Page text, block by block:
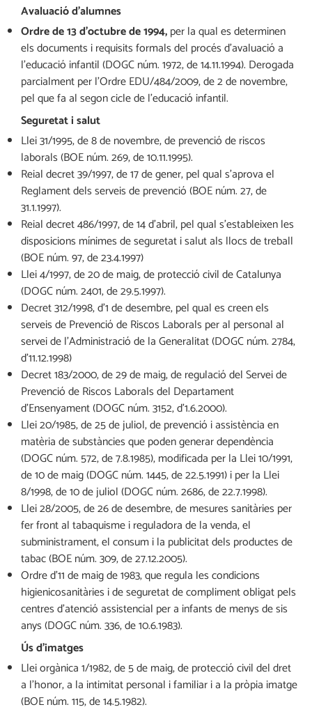
Avaluació d’alumnes
Ordre de 13 d’octubre de 1994,per la qual es determinen
els documents i requisits formals del procés d’avaluació a
l’educació infantil (DOGC núm. 1972, de 14.11.1994). Derogada
parcialment per l’Ordre EDU/484/2009, de 2 de novembre,
pel que fa al segon cicle de l’educació infantil.
Seguretat i salut
Llei 31/1995, de 8 de novembre, de prevenció de riscos
laborals (BOE núm. 269, de 10.11.1995).
Reial decret 39/1997, de 17 de gener, pel qual s’aprova el
Reglament dels serveis de prevenció (BOE núm. 27, de
31.1.1997).
Reial decret 486/1997, de 14 d’abril, pel qual s’estableixen les
disposicions mínimes de seguretat i salut als llocs de treball
(BOE núm. 97, de 23.4.1997)
Llei 4/1997, de 20 de maig, de protecció civil de Catalunya
(DOGC núm. 2401, de 29.5.1997).
Decret 312/1998, d’1 de desembre, pel qual es creen els
serveis de Prevenció de Riscos Laborals per al personal al
servei de l’Administració de la Generalitat (DOGC núm. 2784,
d’11.12.1998)
Decret 183/2000, de 29 de maig, de regulació del Servei de
Prevenció de Riscos Laborals del Departament
d’Ensenyament (DOGC núm. 3152, d’1.6.2000).
Llei 20/1985, de 25 de juliol, de prevenció i assistència en
matèria de substàncies que poden generar dependència
(DOGC núm. 572, de 7.8.1985), modificada per la Llei 10/1991,
de 10 de maig (DOGC núm. 1445, de 22.5.1991) i per la Llei
8/1998, de 10 de juliol (DOGC núm. 2686, de 22.7.1998).
Llei 28/2005, de 26 de desembre, de mesures sanitàries per
fer front al tabaquisme i reguladora de la venda, el
subministrament, el consum i la publicitat dels productes de
tabac (BOE núm. 309, de 27.12.2005).
Ordre d’11 de maig de 1983, que regula les condicions
higienicosanitàries i de seguretat de compliment obligat pels
centres d’atenció assistencial per a infants de menys de sis
anys (DOGC núm. 336, de 10.6.1983).
Ús d’imatges
Llei orgànica 1/1982, de 5 de maig, de protecció civil del dret
a l’honor, a la intimitat personal i familiar i a la pròpia imatge
(BOE núm. 115, de 14.5.1982).